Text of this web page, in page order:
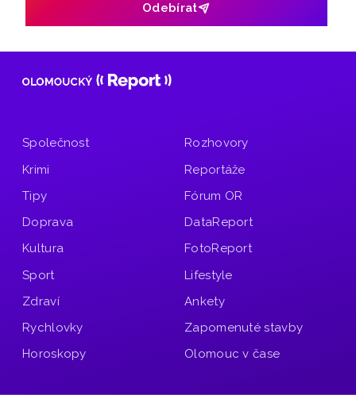
Odebírat
Společnost
Krimi
Tipy
Doprava
Kultura
Sport
Zdraví
Rychlovky
Horoskopy
Rozhovory
Reportáže
Fórum OR
DataReport
FotoReport
Lifestyle
Ankety
Zapomenuté stavby
Olomouc v čase